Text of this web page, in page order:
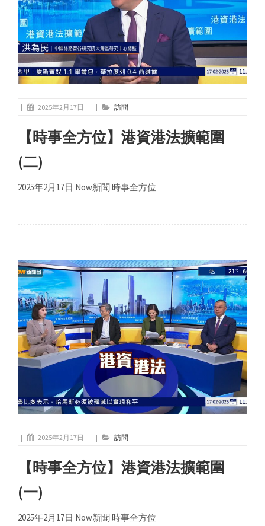
| 2025年2月17日 | 訪問
【時事全方位】港資港法擴範圍
(二)
2025年2月17日 Now新聞 時事全方位
| 2025年2月17日 | 訪問
【時事全方位】港資港法擴範圍
(一)
2025年2月17日 Now新聞 時事全方位